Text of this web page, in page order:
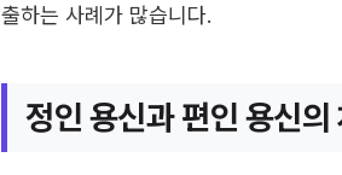
출하는 사례가 많습니다.
정인 용신과 편인 용신의